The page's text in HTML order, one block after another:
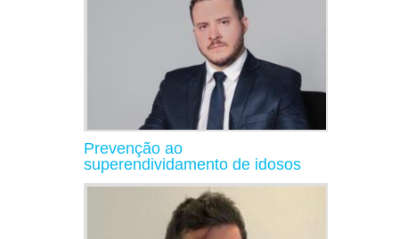
Prevenção ao
superendividamento de idosos